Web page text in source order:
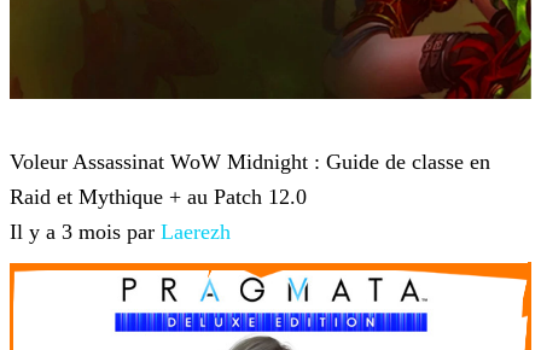
Voleur Assassinat WoW Midnight : Guide de classe en
Raid et Mythique + au Patch 12.0
Il y a 3 mois par Laerezh